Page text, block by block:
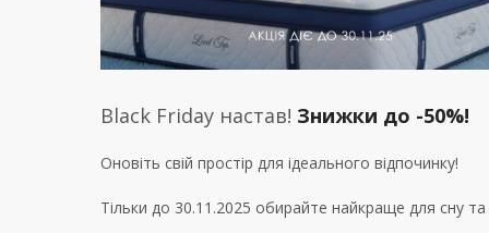
Black Friday настав! Знижки до -50%!
Оновіть свій простір для ідеального відпочинку!
Тільки до 30.11.2025 обирайте найкраще для сну